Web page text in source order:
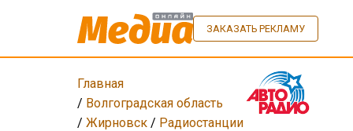
ЗАКАЗАТЬ РЕКЛАМУ
Главная
/ Волгоградская область
/ Жирновск/ Радиостанции